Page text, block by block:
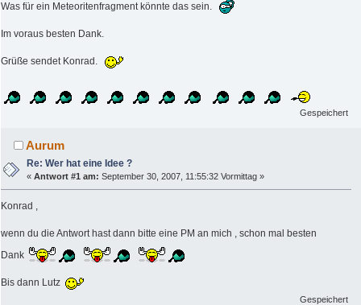
Was für ein Meteoritenfragment könnte das sein.
Im voraus besten Dank.
Grüße sendet Konrad.
Gespeichert
Aurum
Re: Wer hat eine Idee ?
«Antwort #1 am: September 30, 2007, 11:55:32 Vormittag »
Konrad ,
wenn du die Antwort hast dann bitte eine PM an mich , schon mal besten
Dank
Bis dann Lutz
Gespeichert